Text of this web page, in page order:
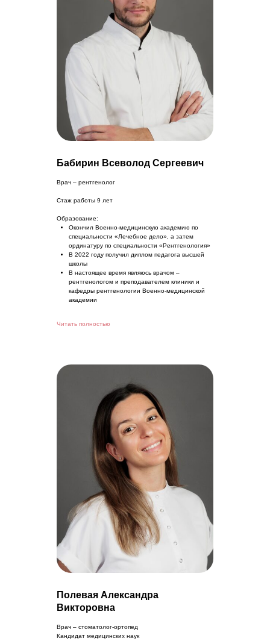
Бабирин Всеволод Сергеевич
Врач – рентгенолог
Стаж работы 9 лет
Образование:
Окончил Военно-медицинскую академию по
специальности «Лечебное дело», а затем
ординатуру по специальности «Рентгенология»
В 2022 году получил диплом педагога высшей
школы
В настоящее время являюсь врачом –
рентгенологом и преподавателем клиники и
кафедры рентгенологии Военно-медицинской
академии
Читать полностью
Полевая Александра
Викторовна
Врач – стоматолог-ортопед
Кандидат медицинских наук